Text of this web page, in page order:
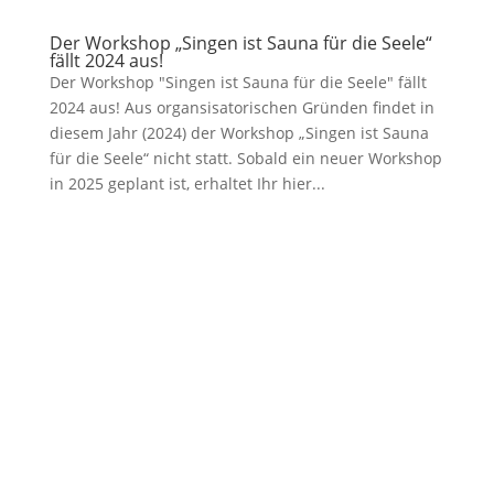
Der Workshop „Singen ist Sauna für die Seele“
fällt 2024 aus!
Der Workshop "Singen ist Sauna für die Seele" fällt
2024 aus! Aus organsisatorischen Gründen findet in
diesem Jahr (2024) der Workshop „Singen ist Sauna
für die Seele“ nicht statt. Sobald ein neuer Workshop
in 2025 geplant ist, erhaltet Ihr hier...